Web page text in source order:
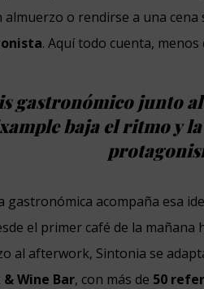
o rendirse a una cena
. Aquí todo cuenta, menos
gastronómico junto
baja el ritmo y
gastronómica acompaña esa
el primer café de la
al afterwork, Sintonia se
Wine Bar, con más de 50